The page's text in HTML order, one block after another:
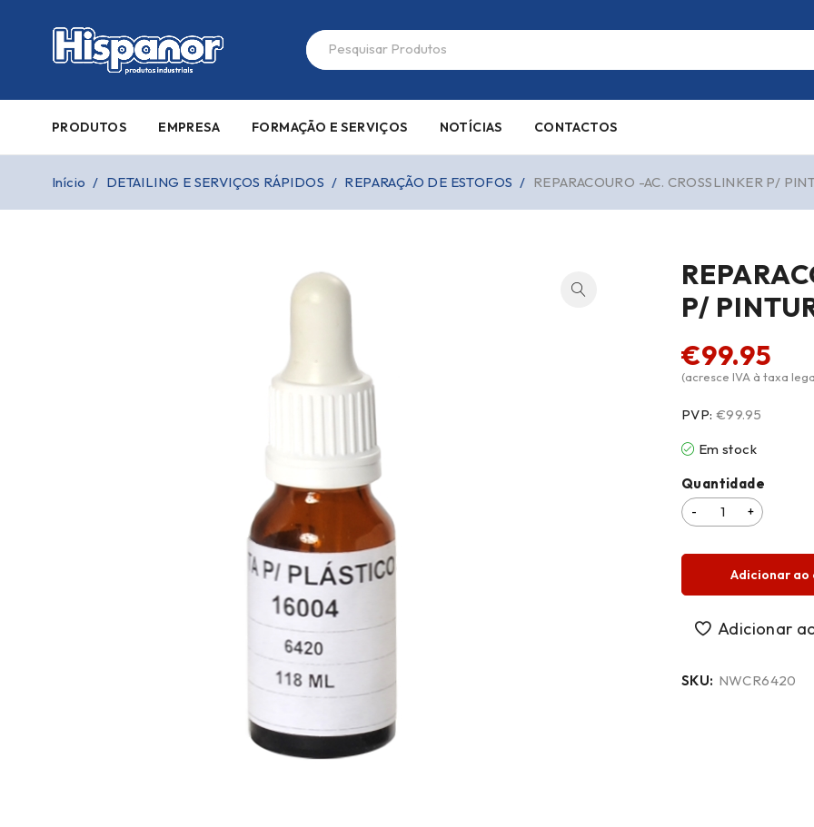
PRODUTOS EMPRESA FORMAÇÃO E SERVIÇOS NOTÍCIAS CONTACTOS
Início / DETAILING E SERVIÇOS RÁPIDOS / REPARAÇÃO DE ESTOFOS / REPARACOURO -AC. CROSSLINKER P/
P/
€99.95
(acresce IVA à taxa
PVP: €99.95
Em stock
Quantidade
Adicionar ao
SKU: NWCR6420